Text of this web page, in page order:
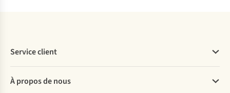
Service client
Commander
À propos de nous